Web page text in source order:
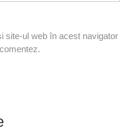
site-ul web în acest navigator